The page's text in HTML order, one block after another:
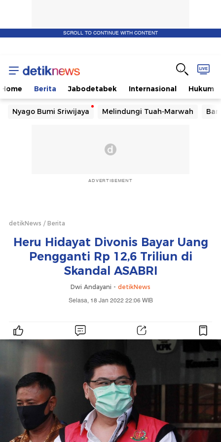
SCROLL TO CONTINUE WITH CONTENT
Home Berita Jabodetabek Internasional Hukum
Nyago Bumi Sriwijaya Melindungi Tuah-Marwah
ADVERTISEMENT
detikNews Berita
Heru Hidayat Divonis Bayar Uang
Pengganti Rp 12,6 Triliun di
Skandal ASABRI
Dwi Andayani - detikNews
Selasa, 18 Jan 2022 22:06 WIB